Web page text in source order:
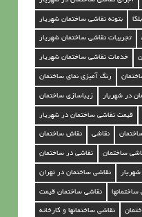
بتونه نقاشی ساختمان شهریار بلکا
تجربیات نقاشی ساختمان شهریار
خدمات نقاشی ساختمان شهریار
رنگ آمیزی نمای ساختمان
زیباسازی ساختمان در شهریار
قیمت نقاشی ساختمان در شهریار
نقاش ساختمان نقاشی
نقاشی در ساختمان ساختمان
نقاشی ساختمان در تهران
نقاشی ساختمان قیمت
نقاشی ساختمانها و کارخانه